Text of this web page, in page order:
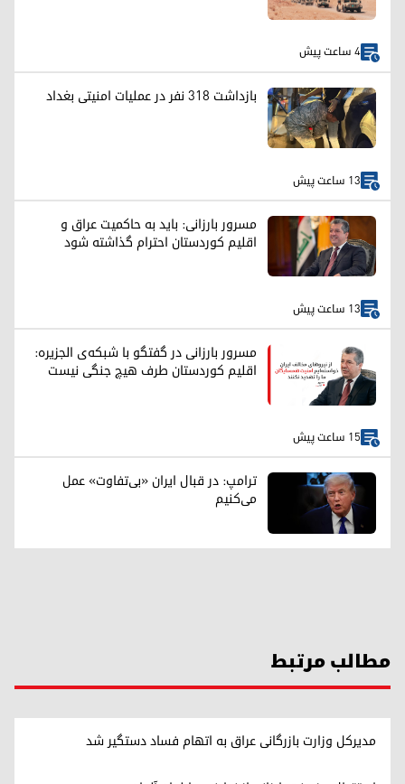
4 ساعت پیش
بازداشت ۳۱۸ نفر در عملیات امنیتی بغداد
13 ساعت پیش
مسرور بارزانی: باید به حاکمیت عراق و
اقلیم کوردستان احترام گذاشته شود
13 ساعت پیش
مسرور بارزانی در گفتگو با شبکه‌ی الجزیره:
اقلیم کوردستان طرف هیچ جنگی نیست
15 ساعت پیش
ترامپ: در قبال ایران «بی‌تفاوت» عمل
می‌کنیم
مطالب مرتبط
مدیرکل وزارت بازرگانی عراق به اتهام فساد دستگیر شد